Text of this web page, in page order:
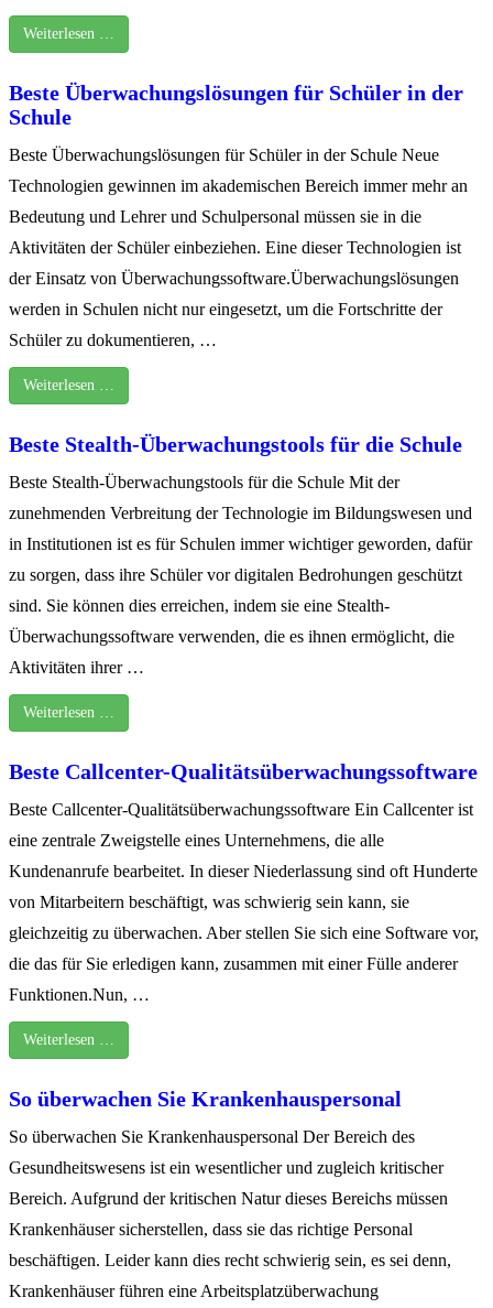
Weiterlesen …
Beste Überwachungslösungen für Schüler in der
Schule
Beste Überwachungslösungen für Schüler in der Schule Neue
Technologien gewinnen im akademischen Bereich immer mehr an
Bedeutung und Lehrer und Schulpersonal müssen sie in die
Aktivitäten der Schüler einbeziehen. Eine dieser Technologien ist
der Einsatz von Überwachungssoftware.Überwachungslösungen
werden in Schulen nicht nur eingesetzt, um die Fortschritte der
Schüler zu dokumentieren, …
Weiterlesen …
Beste Stealth-Überwachungstools für die Schule
Beste Stealth-Überwachungstools für die Schule Mit der
zunehmenden Verbreitung der Technologie im Bildungswesen und
in Institutionen ist es für Schulen immer wichtiger geworden, dafür
zu sorgen, dass ihre Schüler vor digitalen Bedrohungen geschützt
sind. Sie können dies erreichen, indem sie eine Stealth-
Überwachungssoftware verwenden, die es ihnen ermöglicht, die
Aktivitäten ihrer …
Weiterlesen …
Beste Callcenter-Qualitätsüberwachungssoftware
Beste Callcenter-Qualitätsüberwachungssoftware Ein Callcenter ist
eine zentrale Zweigstelle eines Unternehmens, die alle
Kundenanrufe bearbeitet. In dieser Niederlassung sind oft Hunderte
von Mitarbeitern beschäftigt, was schwierig sein kann, sie
gleichzeitig zu überwachen. Aber stellen Sie sich eine Software vor,
die das für Sie erledigen kann, zusammen mit einer Fülle anderer
Funktionen.Nun, …
Weiterlesen …
So überwachen Sie Krankenhauspersonal
So überwachen Sie Krankenhauspersonal Der Bereich des
Gesundheitswesens ist ein wesentlicher und zugleich kritischer
Bereich. Aufgrund der kritischen Natur dieses Bereichs müssen
Krankenhäuser sicherstellen, dass sie das richtige Personal
beschäftigen. Leider kann dies recht schwierig sein, es sei denn,
Krankenhäuser führen eine Arbeitsplatzüberwachung